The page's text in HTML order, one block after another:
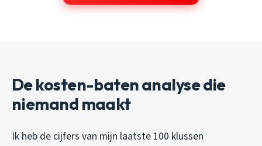
De kosten-baten analyse die
niemand maakt
Ik heb de cijfers van mijn laatste 100 klussen